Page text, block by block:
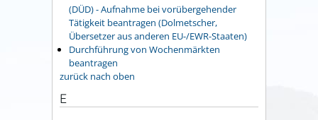
(DÜD) - Aufnahme bei vorübergehender
Tätigkeit beantragen (Dolmetscher,
Übersetzer aus anderen EU-/EWR-Staaten)
Durchführung von Wochenmärkten
beantragen
zurück nach oben
E